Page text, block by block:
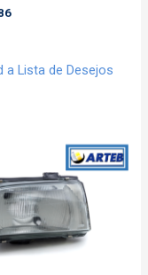
a Lista de Desejos